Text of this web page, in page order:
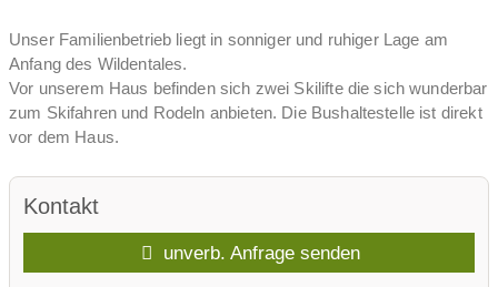
Unser Familienbetrieb liegt in sonniger und ruhiger Lage am
Anfang des Wildentales.
Vor unserem Haus befinden sich zwei Skilifte die sich wunderbar
zum Skifahren und Rodeln anbieten. Die Bushaltestelle ist direkt
vor dem Haus.
Kontakt
unverb. Anfrage senden